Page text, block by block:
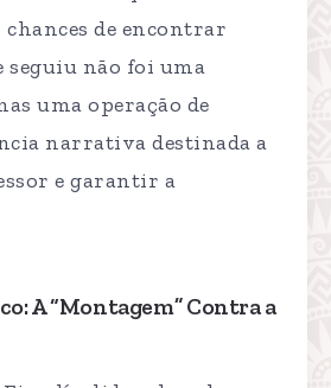
de encontrar
seguiu não foi uma
uma operação de
narrativa destinada a
e garantir a
A “Montagem” Contra a